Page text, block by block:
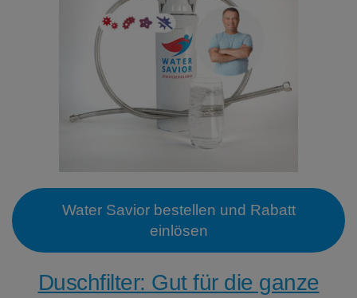
Water Savior bestellen und Rabatt
einlösen
Duschfilter: Gut für die ganze